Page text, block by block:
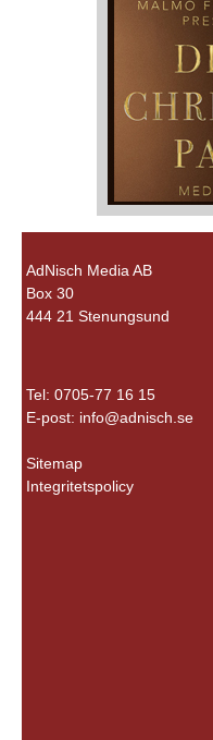
AdNisch Media AB
Box 30
444 21 Stenungsund
Tel: 0705-77 16 15
E-post: info@adnisch.se
Sitemap
Integritetspolicy